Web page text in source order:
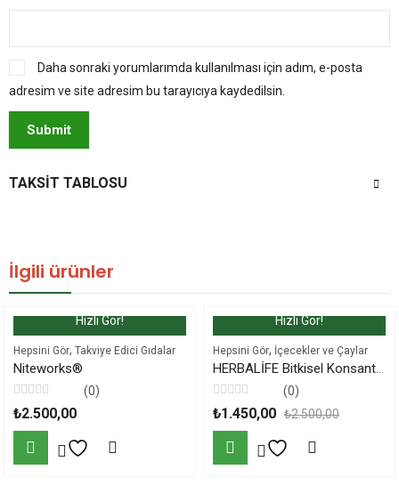
Daha sonraki yorumlarımda kullanılması için adım, e-posta
adresim ve site adresim bu tarayıcıya kaydedilsin.
TAKSIT TABLOSU
İlgili ürünler
Hızlı Gör!
Hepsini Gör, Takviye Edici Gıdalar
Niteworks®
5
üzerinden
(0)
₺2.500,00
Hızlı Gör!
Hepsini Gör, İçecekler ve Çaylar
HERBALİFE Bitkisel Konsantre Çay Klasik 100 Gr
5
üzerinden
(0)
₺1.450,00 ₺2.500,00